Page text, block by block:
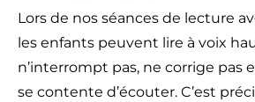
Lors de nos séances de lecture
les enfants peuvent lire à voix
n’interrompt pas, ne corrige pas
se contente d’écouter. C’est